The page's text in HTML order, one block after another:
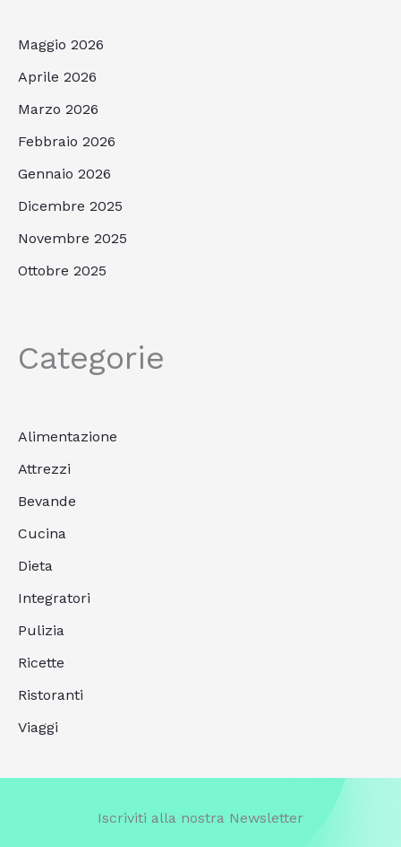
Maggio 2026
Aprile 2026
Marzo 2026
Febbraio 2026
Gennaio 2026
Dicembre 2025
Novembre 2025
Ottobre 2025
Categorie
Alimentazione
Attrezzi
Bevande
Cucina
Dieta
Integratori
Pulizia
Ricette
Ristoranti
Viaggi
Iscriviti alla nostra Newsletter